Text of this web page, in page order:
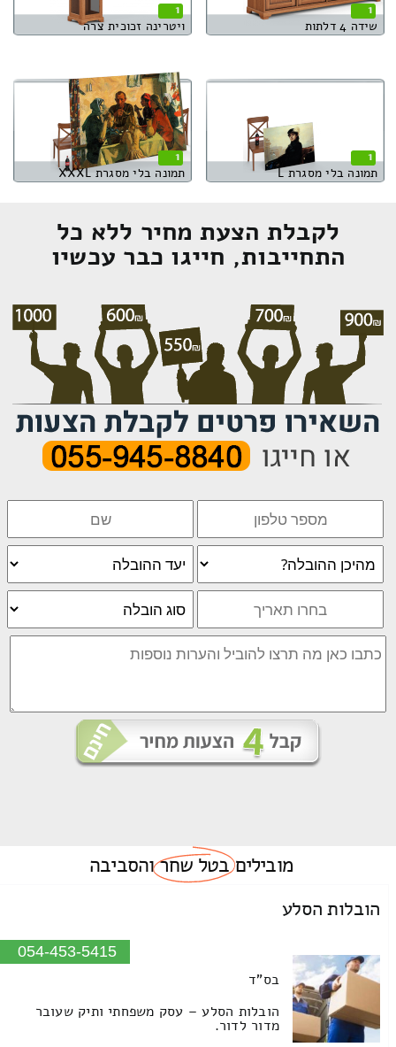
1
שידה 4 דלתות
1
ויטרינה זכוכית צרה
1
תמונה בלי מסגרת L
1
תמונה בלי מסגרת XXXL
לקבלת הצעת מחיר ללא כל
התחייבות, חייגו כבר עכשיו
מוביליםבטל שחרוהסביבה
הובלות הסלע
054-453-5415
בס"ד
הובלות הסלע – עסק משפחתי ותיק שעובר
מדור לדור.